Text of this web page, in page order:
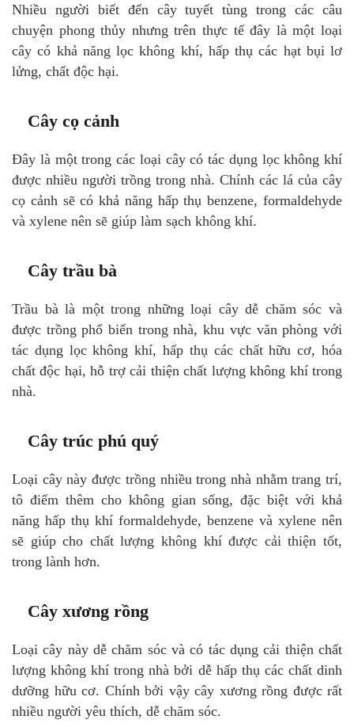
Nhiều người biết đến cây tuyết tùng trong các câu
chuyện phong thủy nhưng trên thực tế đây là một loại
cây có khả năng lọc không khí, hấp thụ các hạt bụi lơ
lửng, chất độc hại.
Cây cọ cảnh
Đây là một trong các loại cây có tác dụng lọc không khí
được nhiều người trồng trong nhà. Chính các lá của cây
cọ cảnh sẽ có khả năng hấp thụ benzene, formaldehyde
và xylene nên sẽ giúp làm sạch không khí.
Cây trầu bà
Trầu bà là một trong những loại cây dễ chăm sóc và
được trồng phổ biến trong nhà, khu vực văn phòng với
tác dụng lọc không khí, hấp thụ các chất hữu cơ, hóa
chất độc hại, hỗ trợ cải thiện chất lượng không khí trong
nhà.
Cây trúc phú quý
Loại cây này được trồng nhiều trong nhà nhằm trang trí,
tô điểm thêm cho không gian sống, đặc biệt với khả
năng hấp thụ khí formaldehyde, benzene và xylene nên
sẽ giúp cho chất lượng không khí được cải thiện tốt,
trong lành hơn.
Cây xương rồng
Loại cây này dễ chăm sóc và có tác dụng cải thiện chất
lượng không khí trong nhà bởi dễ hấp thụ các chất dinh
dưỡng hữu cơ. Chính bởi vậy cây xương rồng được rất
nhiều người yêu thích, dễ chăm sóc.